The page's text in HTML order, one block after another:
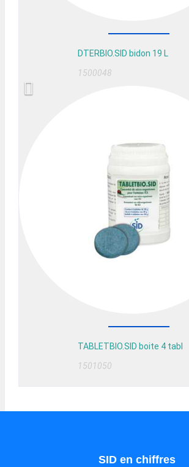
DTERBIO.SID bidon 19 L
1500048
TABLETBIO.SID boite 4 tabl
1501050
SID en chiffres